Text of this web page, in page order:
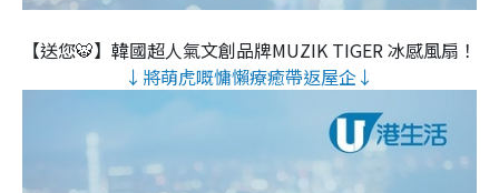
【送您🐯】韓國超人氣文創品牌MUZIK TIGER 冰感風扇！
↓將萌虎嘅慵懶療癒帶返屋企↓